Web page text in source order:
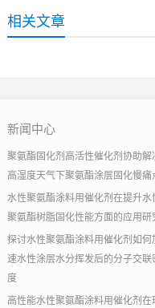
相关文章
新闻中心
聚氨酯固化剂高活性催化剂协助解
高湿度天气下聚氨酯涂层固化慢痛
水性聚氨酯涂料用催化剂在提升水
聚氨酯树脂固化性能方面的应用研
探讨水性聚氨酯涂料用催化剂如何
速水性涂层水分挥发后的分子交联
度
高性能水性聚氨酯涂料用催化剂在